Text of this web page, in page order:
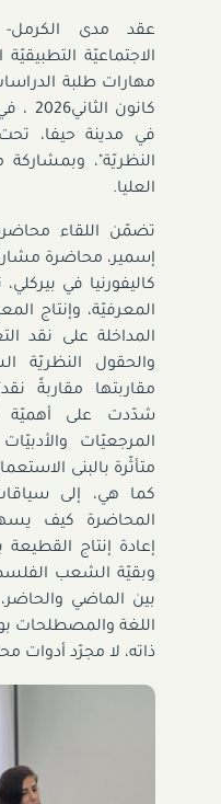
عقد مدى الكرمل-
الاجتماعيّة
كانون الثاني2026 ،
في مدينة حيفا،
النظريّة"،
العليا.
تضمّن اللقاء
إسمير، محاضرة
كاليفورنيا في
المعرفيّة، وإنتاج
المداخلة على نقد
والحقول النظريّة
مقاربتها مقاربةً
شدّدت على أهميّة
المرجعيّات
متأثّرة بالبنى
كما هي، إلى
المحاضرة كيف
إعادة إنتاج
وبقيّة الشعب
بين الماضي
اللغة والمصطلحات
ذاته، لا مجرّد أدوات